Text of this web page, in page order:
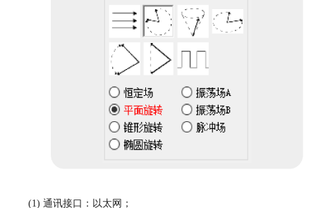
(1)通讯接口：以太网；